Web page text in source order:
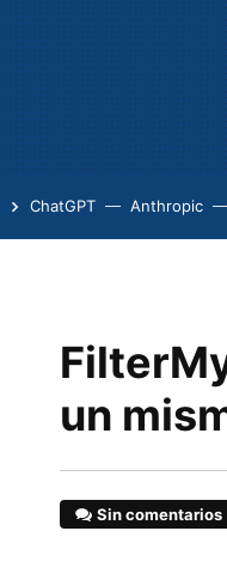
ChatGPT Anthropic
un
Sin comentarios